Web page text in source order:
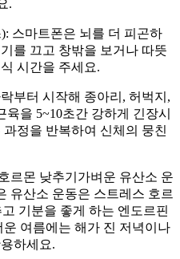
.
스마트폰은 뇌를 더 피곤하
를 끄고 창밖을 보거나 따뜻
시간을 주세요.
부터 시작해 종아리, 허벅지,
을 5~10초간 강하게 긴장시
정을 반복하여 신체의 뭉친
르몬 낮추기가벼운 유산소 운
유산소 운동은 스트레스 호르
기분을 좋게 하는 엔도르핀
여름에는 해가 진 저녁이나
하세요.